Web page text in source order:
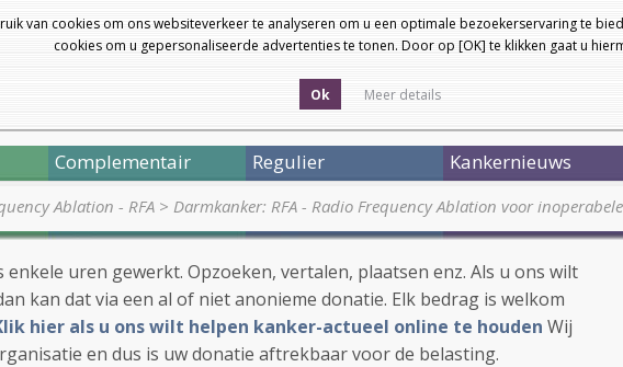
van cookies om ons websiteverkeer te analyseren om u een optimale bezoekerservaring te
cookies om u gepersonaliseerde advertenties te tonen. Door op [OK] te klikken gaat u
Ok Meer details
Complementair Regulier Kankernieuws
Ablation - RFA > Darmkanker: RFA - Radio Frequency Ablation voor
enkele uren gewerkt. Opzoeken, vertalen, plaatsen enz. Als u ons wilt
kan dat via een al of niet anonieme donatie. Elk bedrag is welkom
hier als u ons wilt helpen kanker-actueel online te houden Wij
en dus is uw donatie aftrekbaar voor de belasting.